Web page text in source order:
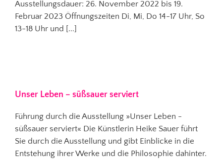
Ausstellungsdauer: 26. November 2022 bis 19.
Februar 2023 Öffnungszeiten Di, Mi, Do 14-17 Uhr, So
13-18 Uhr und [...]
Unser Leben – süßsauer serviert
Führung durch die Ausstellung »Unser Leben -
süßsauer serviert« Die Künstlerin Heike Sauer führt
Sie durch die Ausstellung und gibt Einblicke in die
Entstehung ihrer Werke und die Philosophie dahinter.